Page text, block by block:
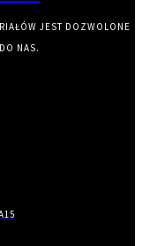
JEST DOZWOLONE
NAS.
15